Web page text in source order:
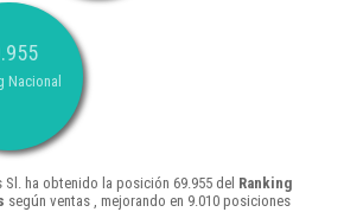
Nacional
ha obtenido la posición 69.955 del Ranking
según ventas , mejorando en 9.010 posiciones